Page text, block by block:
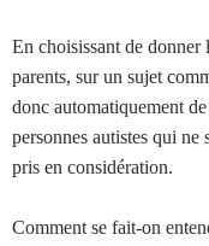
En choisissant de donner
parents, sur un sujet
donc automatiquement
personnes autistes qui ne
pris en considération.
Comment se fait-on